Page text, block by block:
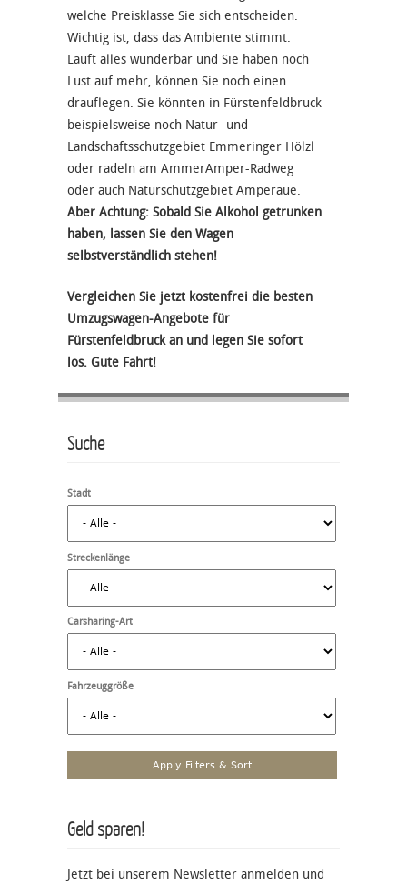
welche Preisklasse Sie sich entscheiden.
Wichtig ist, dass das Ambiente stimmt.
Läuft alles wunderbar und Sie haben noch
Lust auf mehr, können Sie noch einen
drauflegen. Sie könnten in Fürstenfeldbruck
beispielsweise noch Natur- und
Landschaftsschutzgebiet Emmeringer Hölzl
oder radeln am AmmerAmper-Radweg
oder auch Naturschutzgebiet Amperaue.
Aber Achtung: Sobald Sie Alkohol getrunken
haben, lassen Sie den Wagen
selbstverständlich stehen!
Vergleichen Sie jetzt kostenfrei die besten
Umzugswagen-Angebote für
Fürstenfeldbruck an und legen Sie sofort
los. Gute Fahrt!
Suche
Stadt
Streckenlänge
Carsharing-Art
Fahrzeuggröße
Geld sparen!
Jetzt bei unserem Newsletter anmelden und